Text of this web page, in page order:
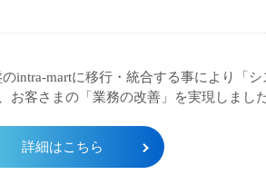
intra-martに移行・統合する事により「
客さまの「業務の改善」を実現しました
詳細はこちら